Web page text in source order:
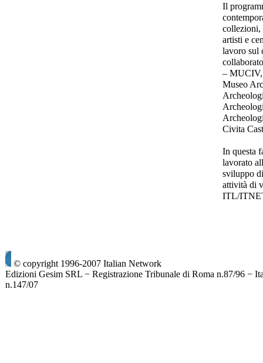
Il
collezioni,
artisti e
lavoro sul
– MUCIV,
Museo
Civita
In questa
lavorato
sviluppo
attività di
ITL/
© copyright 1996-2007 Italian Network
Edizioni Gesim SRL − Registrazione Tribunale di Roma n.87/96 −
n.147/07